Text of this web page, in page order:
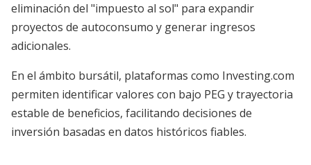
eliminación del "impuesto al sol" para expandir
proyectos de autoconsumo y generar ingresos
adicionales.
En el ámbito bursátil, plataformas como Investing.com
permiten identificar valores con bajo PEG y trayectoria
estable de beneficios, facilitando decisiones de
inversión basadas en datos históricos fiables.